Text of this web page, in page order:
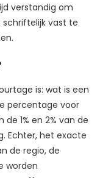
verstandig om
schriftelijk vast te
is: wat is een
percentage voor
1% en 2% van de
Echter, het exacte
de regio, de
worden